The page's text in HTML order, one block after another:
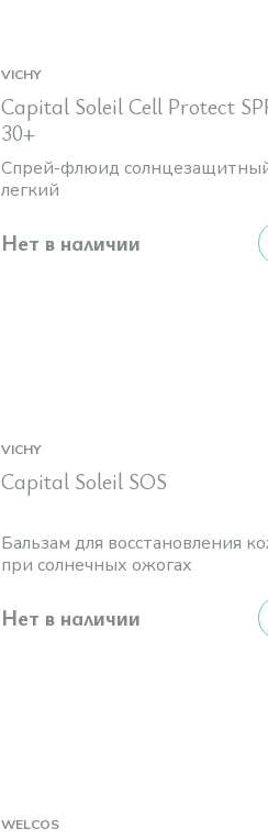
VICHY
Capital Soleil Cell Protect
30+
Спрей-флюид
легкий
Нет в наличии
VICHY
Capital Soleil SOS
Бальзам для восстановления
при солнечных ожогах
Нет в наличии
WELCOS